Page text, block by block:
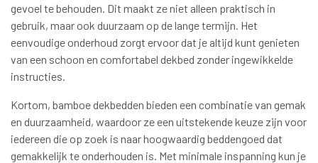
gevoel te behouden. Dit maakt ze niet alleen praktisch in
gebruik, maar ook duurzaam op de lange termijn. Het
eenvoudige onderhoud zorgt ervoor dat je altijd kunt genieten
van een schoon en comfortabel dekbed zonder ingewikkelde
instructies.
Kortom, bamboe dekbedden bieden een combinatie van gemak
en duurzaamheid, waardoor ze een uitstekende keuze zijn voor
iedereen die op zoek is naar hoogwaardig beddengoed dat
gemakkelijk te onderhouden is. Met minimale inspanning kun je